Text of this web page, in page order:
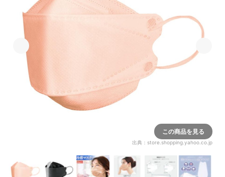
この商品を見る
出典： store.shopping.yahoo.co.jp